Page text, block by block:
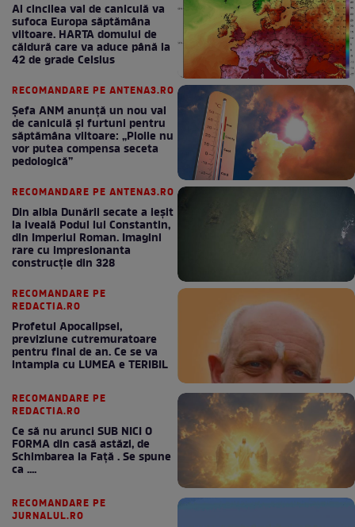
Al cincilea val de caniculă va
sufoca Europa săptămâna
viitoare. HARTA domului de
căldură care va aduce până la
42 de grade Celsius
RECOMANDARE PE ANTENA3.RO
Șefa ANM anunță un nou val
de caniculă și furtuni pentru
săptămâna viitoare: „Ploile nu
vor putea compensa seceta
pedologică”
RECOMANDARE PE ANTENA3.RO
Din albia Dunării secate a ieșit
la iveală Podul lui Constantin,
din Imperiul Roman. Imagini
rare cu impresionanta
construcție din 328
RECOMANDARE PE
REDACTIA.RO
Profetul Apocalipsei,
previziune cutremuratoare
pentru final de an. Ce se va
intampla cu LUMEA e TERIBIL
RECOMANDARE PE
REDACTIA.RO
Ce să nu arunci SUB NICI O
FORMA din casă astăzi, de
Schimbarea la Față . Se spune
ca ....
RECOMANDARE PE
JURNALUL.RO